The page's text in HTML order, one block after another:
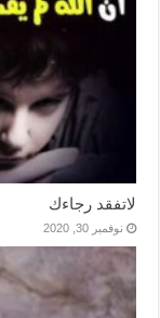
لاتفقد رجاءك
نوفمبر 30, 2020